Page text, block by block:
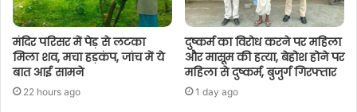
मंदिर परिसर में पेड़ से लटका
मिला शव, मचा हड़कंप, जांच में ये
बात आई सामने
22 hours ago
दुष्कर्म का विरोध करने पर महिला
और मासूम की हत्या, बेहोश होने पर
महिला से दुष्कर्म, बुजुर्ग गिरफ्तार
1 day ago